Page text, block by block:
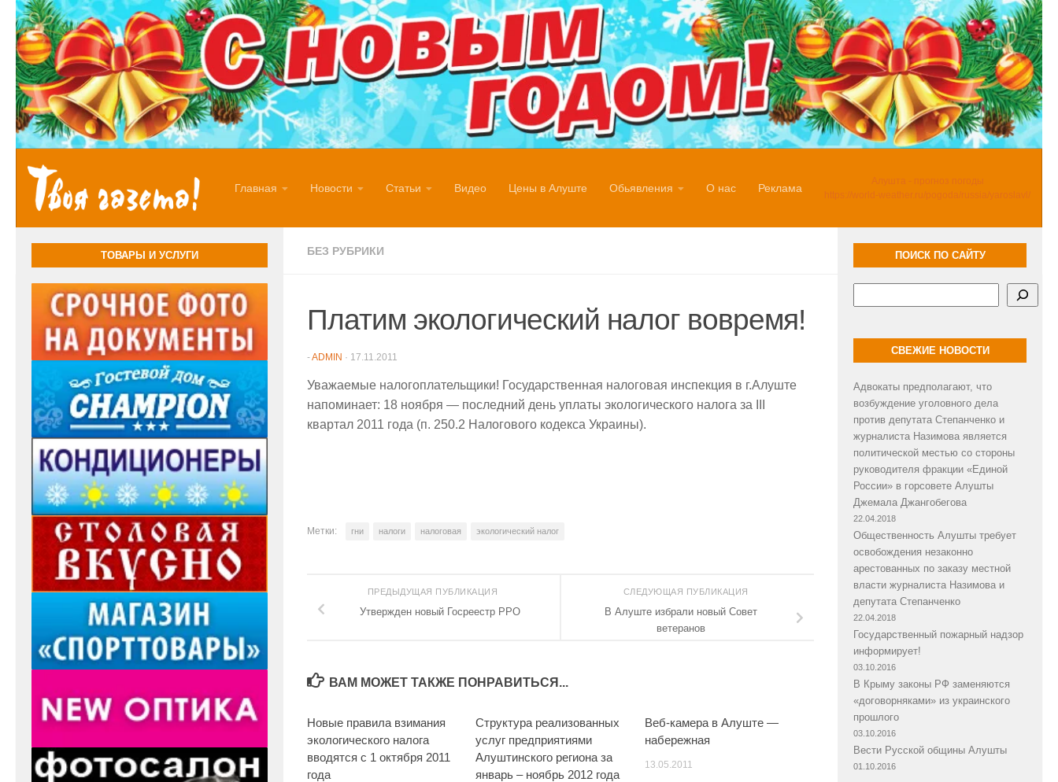
Перейти к содержимому
Главная Новости Статьи Видео Цены в Алуште Обьявления О нас Реклама
Алушта - прогноз погоды
https://world-weather.ru/pogoda/russia/yaroslavl/
БЕЗ РУБРИКИ
Платим экологический налог вовремя!
-ADMIN · 17.11.2011
Уважаемые налогоплательщики! Государственная налоговая инспекция в г.Алуште
напоминает: 18 ноября — последний день уплаты экологического налога за III
квартал 2011 года (п. 250.2 Налогового кодекса Украины).
Метки: гни налоги налоговая экологический налог
СЛЕДУЮЩАЯ ПУБЛИКАЦИЯ
В Алуште избрали новый Совет
ветеранов
ПРЕДЫДУЩАЯ ПУБЛИКАЦИЯ
Утвержден новый Госреестр РРО
ВАМ МОЖЕТ ТАКЖЕ ПОНРАВИТЬСЯ...
Новые правила взимания
экологического налога
вводятся с 1 октября 2011
года
Структура реализованных
услуг предприятиями
Алуштинского региона за
январь – ноябрь 2012 года
Веб-камера в Алуште —
набережная
13.05.2011
ТОВАРЫ И УСЛУГИ ПОИСК ПО САЙТУ
СВЕЖИЕ НОВОСТИ
Адвокаты предполагают, что
возбуждение уголовного дела
против депутата Степанченко и
журналиста Назимова является
политической местью со стороны
руководителя фракции «Единой
России» в горсовете Алушты
Джемала Джангобегова
22.04.2018
Общественность Алушты требует
освобождения незаконно
арестованных по заказу местной
власти журналиста Назимова и
депутата Степанченко
22.04.2018
Государственный пожарный надзор
информирует!
03.10.2016
В Крыму законы РФ заменяются
«договорняками» из украинского
прошлого
03.10.2016
Вести Русской общины Алушты
01.10.2016